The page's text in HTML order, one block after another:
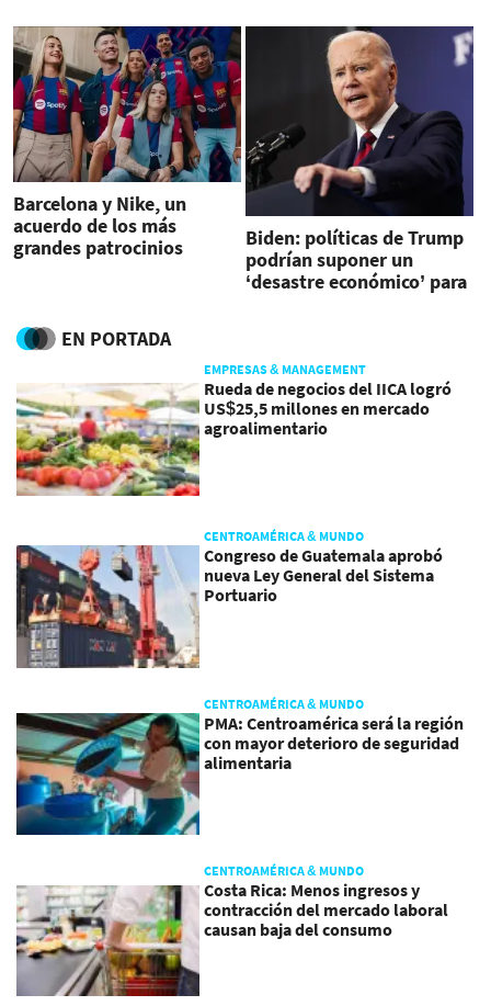
Barcelona y Nike, un
acuerdo de los más
grandes patrocinios
Biden: políticas de Trump
podrían suponer un
‘desastre económico’ para
EN PORTADA
EMPRESAS & MANAGEMENT
Rueda de negocios del IICA logró
US$25,5 millones en mercado
agroalimentario
CENTROAMÉRICA & MUNDO
Congreso de Guatemala aprobó
nueva Ley General del Sistema
Portuario
CENTROAMÉRICA & MUNDO
PMA: Centroamérica será la región
con mayor deterioro de seguridad
alimentaria
CENTROAMÉRICA & MUNDO
Costa Rica: Menos ingresos y
contracción del mercado laboral
causan baja del consumo